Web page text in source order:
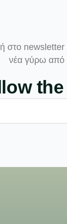
στο newsletter
νέα γύρω από